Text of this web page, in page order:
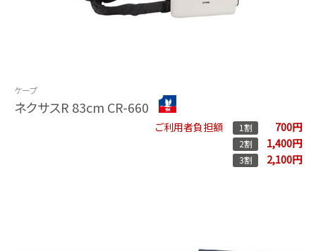
ケープ
ネクサスR 83cm CR-660
ご利用者負担額 1割 700円
2割 1,400円
3割 2,100円